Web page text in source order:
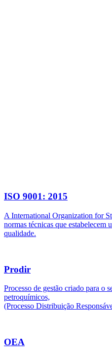
ISO 9001: 2015
A International Organization for
normas técnicas que estabelecem
qualidade.
Prodir
Processo de gestão criado para o
petroquímicos,
(Processo Distribuição
OEA